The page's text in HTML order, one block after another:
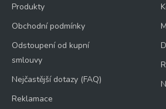
Produkty
Obchodní podmínky
Odstoupení od kupní
smlouvy
Nejčastější dotazy (FAQ)
Reklamace